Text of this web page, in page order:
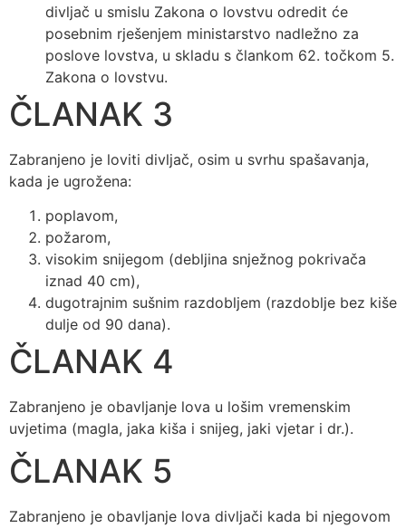
divljač u smislu Zakona o lovstvu odredit će
posebnim rješenjem ministarstvo nadležno za
poslove lovstva, u skladu s člankom 62. točkom 5.
Zakona o lovstvu.
ČLANAK 3
Zabranjeno je loviti divljač, osim u svrhu spašavanja,
kada je ugrožena:
poplavom,
požarom,
visokim snijegom (debljina snježnog pokrivača
iznad 40 cm),
dugotrajnim sušnim razdobljem (razdoblje bez kiše
dulje od 90 dana).
ČLANAK 4
Zabranjeno je obavljanje lova u lošim vremenskim
uvjetima (magla, jaka kiša i snijeg, jaki vjetar i dr.).
ČLANAK 5
Zabranjeno je obavljanje lova divljači kada bi njegovom